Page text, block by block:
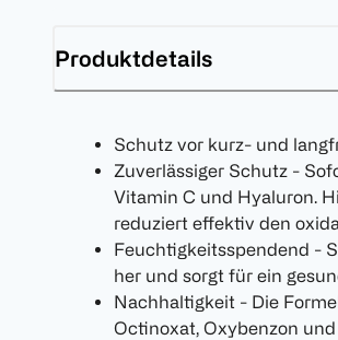
Produktdetails
Schutz vor kurz- und
Zuverlässiger Schutz -
Vitamin C und Hyaluron.
reduziert effektiv den
Feuchtigkeitsspendend -
her und sorgt für ein
Nachhaltigkeit - Die
Octinoxat, Oxybenzon